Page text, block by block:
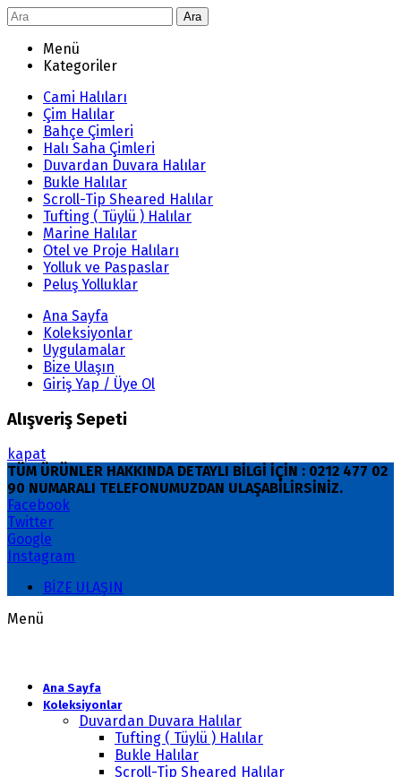
Ara
Menü
Kategoriler
Cami Halıları
Çim Halılar
Bahçe Çimleri
Halı Saha Çimleri
Duvardan Duvara Halılar
Bukle Halılar
Scroll-Tip Sheared Halılar
Tufting ( Tüylü ) Halılar
Marine Halılar
Otel ve Proje Halıları
Yolluk ve Paspaslar
Peluş Yolluklar
Ana Sayfa
Koleksiyonlar
Uygulamalar
Bize Ulaşın
Giriş Yap / Üye Ol
Alışveriş Sepeti
kapat
TÜM ÜRÜNLER HAKKINDA DETAYLI BİLGİ İÇİN : 0212 477 02
90 NUMARALI TELEFONUMUZDAN ULAŞABİLİRSİNİZ.
Facebook
Twitter
Google
Instagram
BİZE ULAŞIN
Menü
Ana Sayfa
Koleksiyonlar
Duvardan Duvara Halılar
Tufting ( Tüylü ) Halılar
Bukle Halılar
Scroll-Tip Sheared Halılar